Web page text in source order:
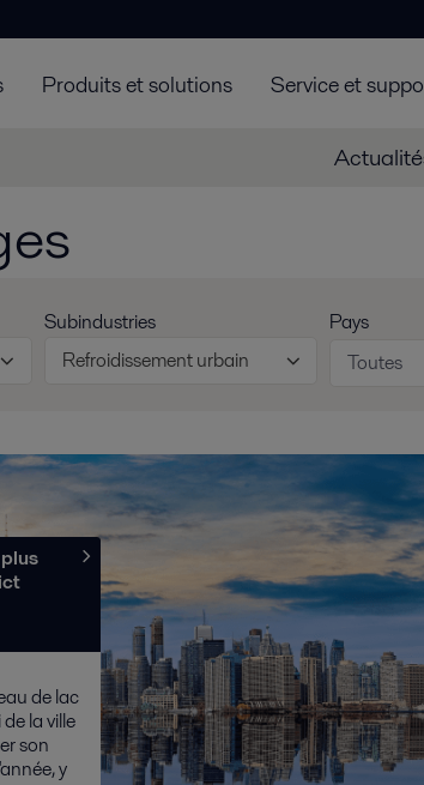
Produits et solutions Service et
Subindustries
Refroidissement urbain
Pays
Toutes
de lac
la ville
son
y